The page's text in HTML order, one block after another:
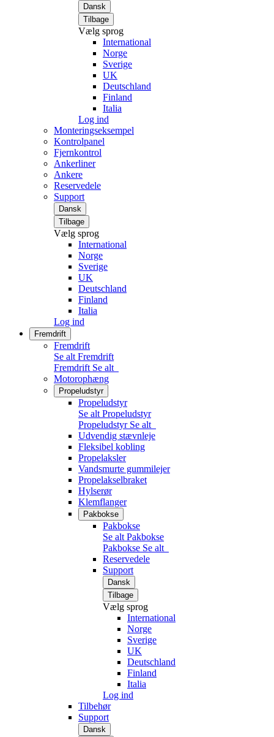
Dansk
Tilbage
Vælg sprog
International
Norge
Sverige
UK
Deutschland
Finland
Italia
Log ind
Monteringseksempel
Kontrolpanel
Fjernkontrol
Ankerliner
Ankere
Reservedele
Support
Dansk
Tilbage
Vælg sprog
International
Norge
Sverige
UK
Deutschland
Finland
Italia
Log ind
Fremdrift
Fremdrift
Se alt Fremdrift
Fremdrift Se alt
Motorophæng
Propeludstyr
Propeludstyr
Se alt Propeludstyr
Propeludstyr Se alt
Udvendig stævnleje
Fleksibel kobling
Propelaksler
Vandsmurte gummilejer
Propelakselbraket
Hylserør
Klemflanger
Pakbokse
Pakbokse
Se alt Pakbokse
Pakbokse Se alt
Reservedele
Support
Dansk
Tilbage
Vælg sprog
International
Norge
Sverige
UK
Deutschland
Finland
Italia
Log ind
Tilbehør
Support
Dansk